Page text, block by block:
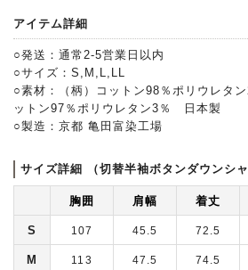
アイテム詳細
○発送：通常2-5営業日以内
○サイズ：S,M,L,LL
○素材：（柄）コットン98％ポリウレタ
ットン97％ポリウレタン3％ 日本製
○製造：京都 亀田富染工場
サイズ詳細 （切替半袖ボタンダウンシ
胸囲 肩幅 着丈
S 107 45.5 72.5
M 113 47.5 74.5